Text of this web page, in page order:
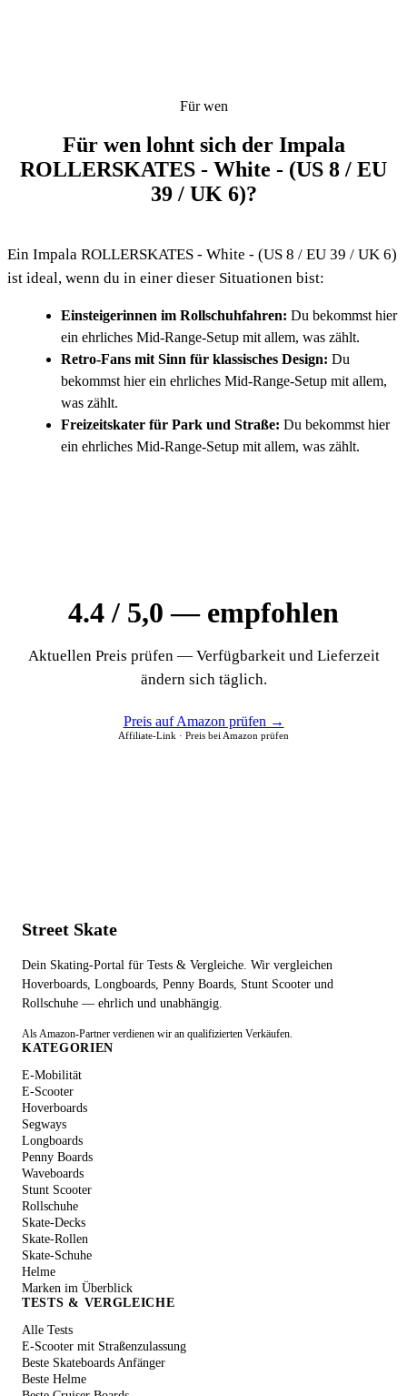
Für wen
Für wen lohnt sich der Impala
ROLLERSKATES - White - (US 8 / EU
39 / UK 6)?
Ein Impala ROLLERSKATES - White - (US 8 / EU 39 / UK 6)
ist ideal, wenn du in einer dieser Situationen bist:
Einsteigerinnen im Rollschuhfahren: Du bekommst hier
ein ehrliches Mid-Range-Setup mit allem, was zählt.
Retro-Fans mit Sinn für klassisches Design: Du
bekommst hier ein ehrliches Mid-Range-Setup mit allem,
was zählt.
Freizeitskater für Park und Straße: Du bekommst hier
ein ehrliches Mid-Range-Setup mit allem, was zählt.
4.4 / 5,0 — empfohlen
Aktuellen Preis prüfen — Verfügbarkeit und Lieferzeit
ändern sich täglich.
Preis auf Amazon prüfen →
Affiliate-Link · Preis bei Amazon prüfen
Street Skate
Dein Skating-Portal für Tests & Vergleiche. Wir vergleichen
Hoverboards, Longboards, Penny Boards, Stunt Scooter und
Rollschuhe — ehrlich und unabhängig.
Als Amazon-Partner verdienen wir an qualifizierten Verkäufen.
KATEGORIEN
E-Mobilität
E-Scooter
Hoverboards
Segways
Longboards
Penny Boards
Waveboards
Stunt Scooter
Rollschuhe
Skate-Decks
Skate-Rollen
Skate-Schuhe
Helme
Marken im Überblick
TESTS & VERGLEICHE
Alle Tests
E-Scooter mit Straßenzulassung
Beste Skateboards Anfänger
Beste Helme